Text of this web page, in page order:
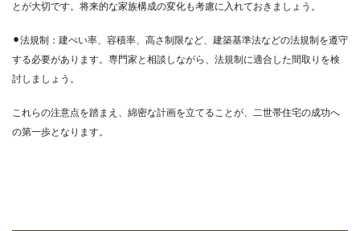
とが大切です。将来的な家族構成の変化も考慮に入れておきましょう。
⚫︎法規制：建ぺい率、容積率、高さ制限など、建築基準法などの法規制を遵守
する必要があります。専門家と相談しながら、法規制に適合した間取りを検
討しましょう。
これらの注意点を踏まえ、綿密な計画を立てることが、二世帯住宅の成功へ
の第一歩となります。